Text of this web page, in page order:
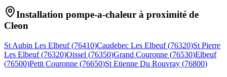
Installation pompe-a-chaleur à proximité de
Cleon
St Aubin Les Elbeuf (76410)Caudebec Les Elbeuf (76320)St Pierre
Les Elbeuf (76320)Oissel (76350)Grand Couronne (76530)Elbeuf
(76500)Petit Couronne (76650)St Etienne Du Rouvray (76800)